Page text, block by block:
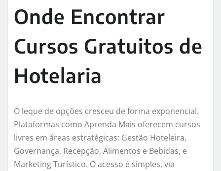
Onde Encontrar
Cursos Gratuitos de
Hotelaria
O leque de opções cresceu de forma exponencial.
Plataformas como Aprenda Mais oferecem cursos
livres em áreas estratégicas: Gestão Hoteleira,
Governança, Recepção, Alimentos e Bebidas, e
Marketing Turístico. O acesso é simples, via